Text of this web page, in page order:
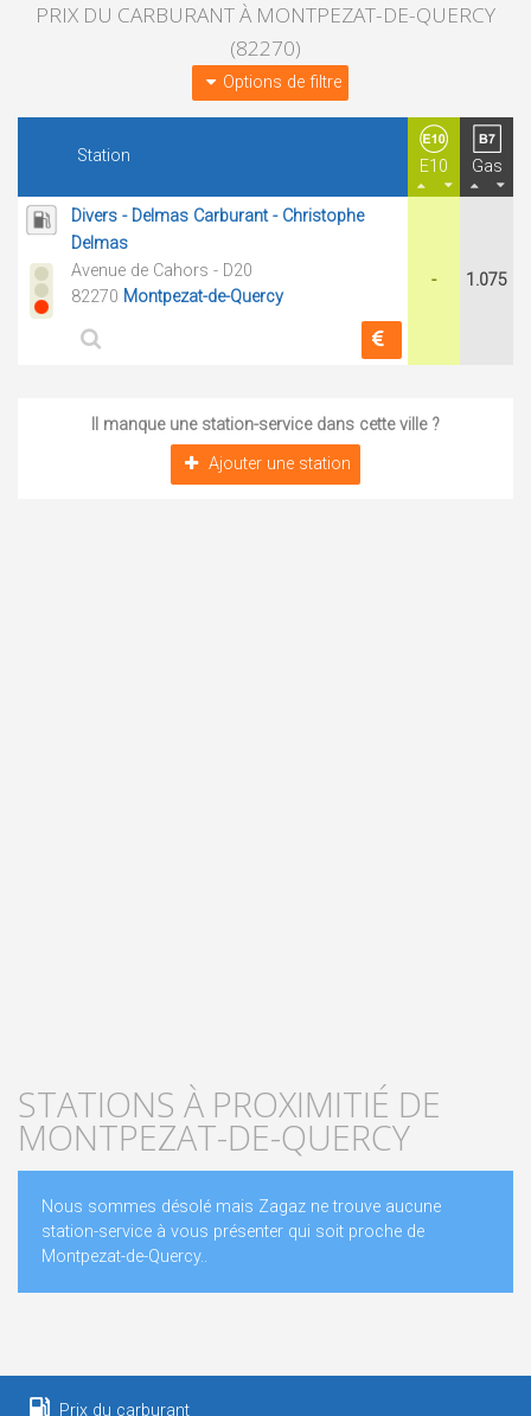
PRIX DU CARBURANT À MONTPEZAT-DE-QUERCY
(82270)
Options de filtre
Station
E10 Gas
Divers - Delmas Carburant - Christophe
Delmas
Avenue de Cahors - D20
82270 Montpezat-de-Quercy
- 1.075
Il manque une station-service dans cette ville ?
Ajouter une station
STATIONS À PROXIMITIÉ DE
MONTPEZAT-DE-QUERCY
Nous sommes désolé mais Zagaz ne trouve aucune
station-service à vous présenter qui soit proche de
Montpezat-de-Quercy..
Prix du carburant